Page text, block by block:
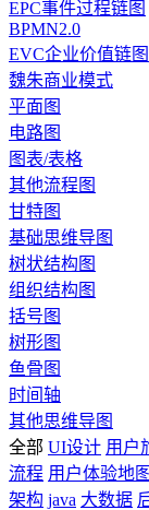
EPC事件过程链图
BPMN2.0
EVC企业价值链图
魏朱商业模式
平面图
电路图
图表/表格
其他流程图
甘特图
基础思维导图
树状结构图
组织结构图
括号图
树形图
鱼骨图
时间轴
其他思维导图
全部 UI设计 用户
流程 用户体验地图
架构 java 大数据